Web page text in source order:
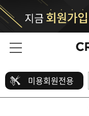
미용회원전용